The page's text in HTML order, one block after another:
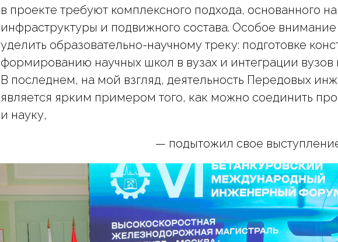
в проекте требуют комплексного подхода, основанного
инфраструктуры и подвижного состава. Особое
уделить образовательно-научному треку: подготовке
формированию научных школ в вузах и интеграции
В последнем, на мой взгляд, деятельность Передовых
является ярким примером того, как можно соединить
и науку,
— подытожил свое